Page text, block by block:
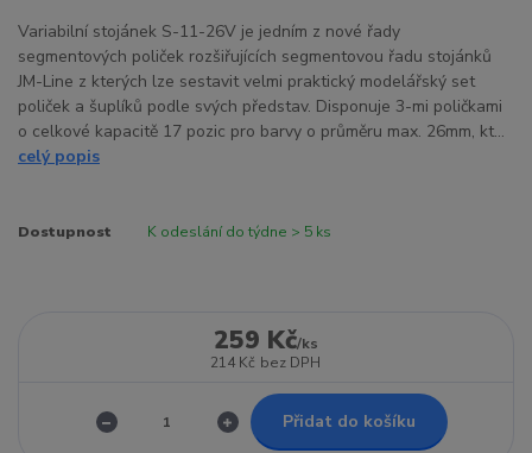
Variabilní stojánek S-11-26V je jedním z nové řady
segmentových poliček rozšiřujících segmentovou řadu stojánků
JM-Line z kterých lze sestavit velmi praktický modelářský set
poliček a šuplíků podle svých představ. Disponuje 3-mi poličkami
o celkové kapacitě 17 pozic pro barvy o průměru max. 26mm, kt...
celý popis
Dostupnost K odeslání do týdne > 5 ks
259 Kč/ks
214 Kč bez DPH
Přidat do košíku